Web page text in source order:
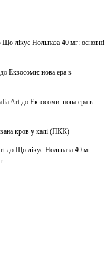
Що лікує Нольпаза 40 мг: основні
до Екзосоми: нова ера в
Art до Екзосоми: нова ера в
кров у калі (ПКК)
до Що лікує Нольпаза 40 мг: